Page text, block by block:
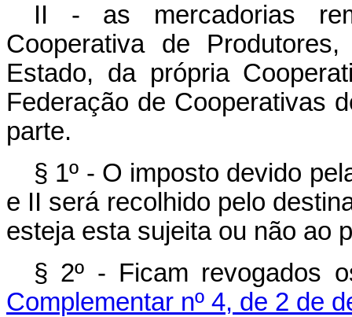
II - as mercadorias
Cooperativa de
Estado, da própria
Federação de Cooperativas
parte.
§ 1º - O imposto devido
e II será recolhido pelo
esteja esta sujeita ou não ao
§ 2º - Ficam revogados
Complementar nº 4, de 2 de